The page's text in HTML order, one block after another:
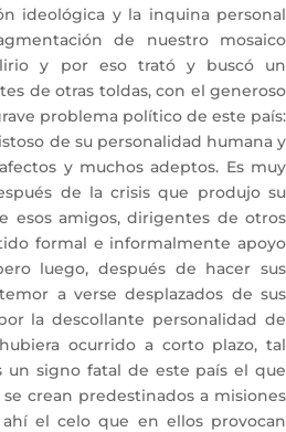
ideológica y la inquina personal
de nuestro mosaico
y por eso trató y buscó un
de otras toldas, con el generoso
problema político de este país:
de su personalidad humana y
y muchos adeptos. Es muy
de la crisis que produjo su
esos amigos, dirigentes de otros
formal e informalmente apoyo
luego, después de hacer sus
a verse desplazados de sus
la descollante personalidad de
ocurrido a corto plazo, tal
un signo fatal de este país el que
crean predestinados a misiones
ahí el celo que en ellos provocan